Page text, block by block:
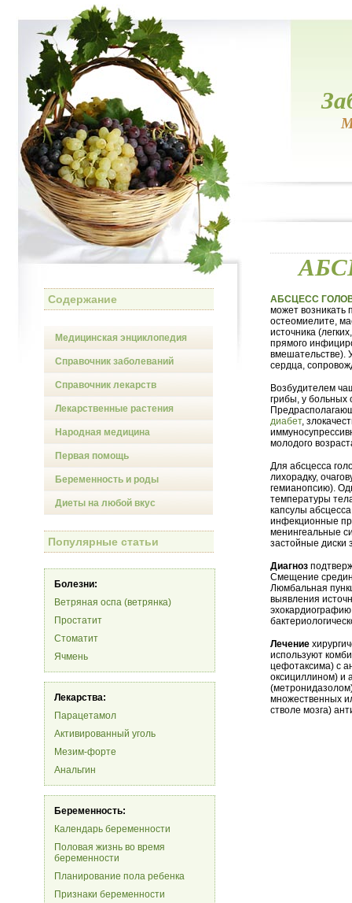
Содержание
Медицинская энциклопедия
Справочник заболеваний
Справочник лекарств
Лекарственные растения
Народная медицина
Первая помощь
Беременность и роды
Диеты на любой вкус
Популярные статьи
Болезни:
Ветряная оспа (ветрянка)
Простатит
Стоматит
Ячмень
Лекарства:
Парацетамол
Активированный уголь
Мезим-форте
Анальгин
Беременность:
Календарь беременности
Половая жизнь во время
беременности
Планирование пола ребенка
Признаки беременности
АБСЦЕСС
может возникать
остеомиелите,
источника
прямого
вмешательстве).
сердца,
Возбудителем
грибы, у больных
диабет,
молодого
Для абсцесса
лихорадку,
гемианопсию).
температуры
капсулы
инфекционные
менингеальные
застойные диски
Диагноз
Смещение
Люмбальная
выявления
Лечение
используют
цефотаксима) с
оксициллином) и
множественных
стволе мозга)